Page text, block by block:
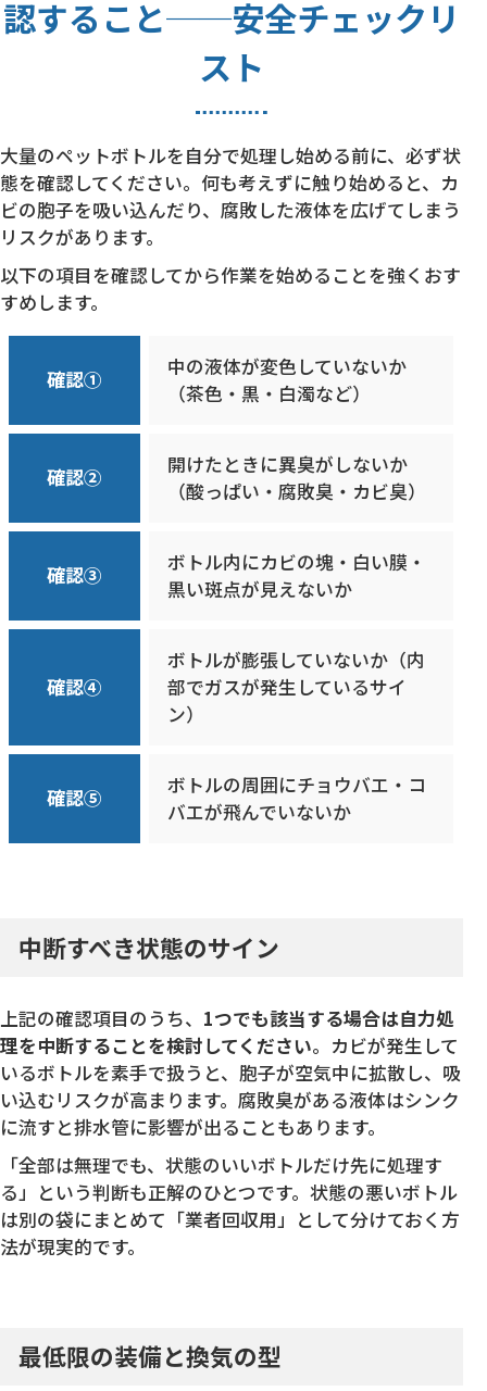
認すること──安全チェックリ
スト
大量のペットボトルを自分で処理し始める前に、必ず状
態を確認してください。何も考えずに触り始めると、カ
ビの胞子を吸い込んだり、腐敗した液体を広げてしまう
リスクがあります。
以下の項目を確認してから作業を始めることを強くおす
すめします。
確認①
中の液体が変色していないか
（茶色・黒・白濁など）
確認②
開けたときに異臭がしないか
（酸っぱい・腐敗臭・カビ臭）
確認③
ボトル内にカビの塊・白い膜・
黒い斑点が見えないか
確認④
ボトルが膨張していないか（内
部でガスが発生しているサイ
ン）
確認⑤
ボトルの周囲にチョウバエ・コ
バエが飛んでいないか
中断すべき状態のサイン
上記の確認項目のうち、 1つでも該当する場合は自力処
理を中断することを検討してください。カビが発生して
いるボトルを素手で扱うと、胞子が空気中に拡散し、吸
い込むリスクが高まります。腐敗臭がある液体はシンク
に流すと排水管に影響が出ることもあります。
「全部は無理でも、状態のいいボトルだけ先に処理す
る」という判断も正解のひとつです。状態の悪いボトル
は別の袋にまとめて「業者回収用」として分けておく方
法が現実的です。
最低限の装備と換気の型